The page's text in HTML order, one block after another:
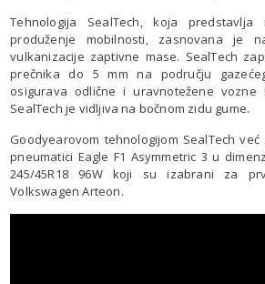
Tehnologija SealTech, koja
produženje mobilnosti, zasnovana je
vulkanizacije zaptivne mase. SealTech
prečnika do 5 mm na području
osigurava odlične i uravnotežene vozne
SealTech je vidljiva na bočnom zidu gume.
Goodyearovom tehnologijom SealTech
pneumatici Eagle F1 Asymmetric 3 u
245/45R18 96W koji su izabrani za
Volkswagen Arteon.